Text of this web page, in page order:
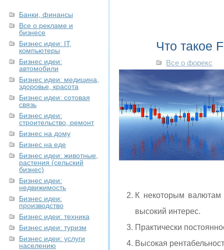
Банки, финансы
Все о рекламе и
бизнесе
Бизнес идеи: IT,
компьютеры
Бизнес идеи:
автомобили
Бизнес идеи: медицина,
здоровье, красота
Бизнес идеи: сотовая
связь
Бизнес идеи:
строительство, ремонт
Бизнес на дому
Бизнес на еде
Бизнес идеи: животные,
растения (сельский
бизнес)
Бизнес идеи:
недвижимость
Бизнес идеи:
производство
Бизнес идеи: техника
Бизнес идеи: туризм
Бизнес идеи: услуги
населению
Что такое
Все о форекс
К некоторым валютам
высокий интерес.
Практически
Высокая